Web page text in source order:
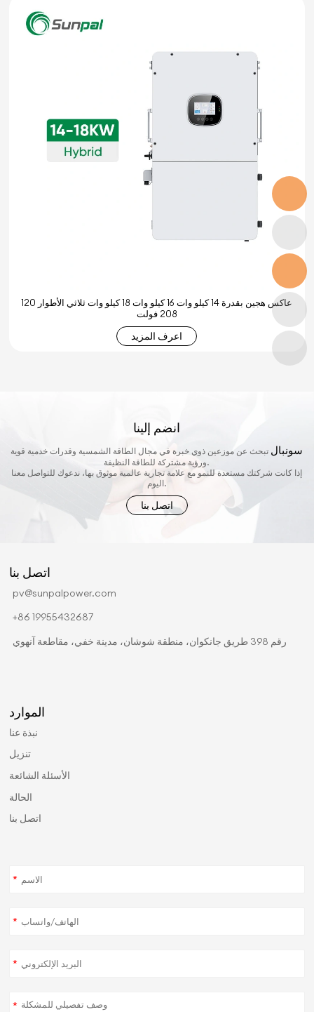
عاكس هجين بقدرة 14 كيلو وات 16 كيلو وات 18 كيلو وات ثلاثي الأطوار 120
208 فولت
اعرف المزيد
انضم إلينا
سونبال تبحث عن موزعين ذوي خبرة في مجال الطاقة الشمسية وقدرات خدمية قوية
ورؤية مشتركة للطاقة النظيفة.
إذا كانت شركتك مستعدة للنمو مع علامة تجارية عالمية موثوق بها، ندعوك للتواصل معنا
اليوم.
اتصل بنا
اتصل بنا
pv@sunpalpower.com
+86 19955432687
رقم 398 طريق جانكوان، منطقة شوشان، مدينة خفي، مقاطعة آنهوي
الموارد
نبذة عنا
تنزيل
الأسئلة الشائعة
الحالة
اتصل بنا
*
*
*
*